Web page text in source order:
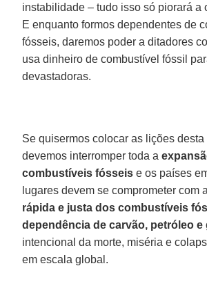
instabilidade – tudo isso só piorará a
E enquanto formos dependentes de
fósseis, daremos poder a ditadores
usa dinheiro de combustível fóssil
devastadoras.
Se quisermos colocar as lições desta
devemos interromper toda a
combustíveis fósseis e os países
lugares devem se comprometer com
rápida e justa dos combustíveis
dependência de carvão, petróleo e
intencional da morte, miséria e
em escala global.